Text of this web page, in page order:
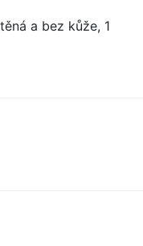
a bez kůže, 1